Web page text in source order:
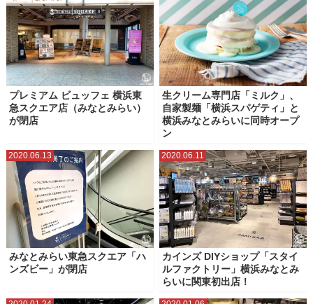
プレミアム ビュッフェ 横浜東
急スクエア店（みなとみらい）
が閉店
生クリーム専門店「ミルク」、
自家製麺「横浜スパゲティ」と
横浜みなとみらいに同時オープ
ン
2020.06.13
みなとみらい東急スクエア「ハ
ンズビー」が閉店
2020.06.11
カインズ DIYショップ「スタイ
ルファクトリー」横浜みなとみ
らいに関東初出店！